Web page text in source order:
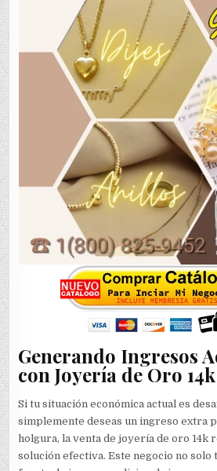
Generando Ingresos
con Joyería de Oro 14k
Si tu situación económica actual es
simplemente deseas un ingreso extra
holgura, la venta de joyería de oro 14k
solución efectiva. Este negocio no